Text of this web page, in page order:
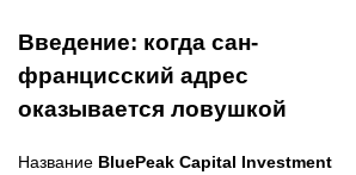
Введение: когда сан-
францисский адрес
оказывается ловушкой
Название BluePeak Capital Investment